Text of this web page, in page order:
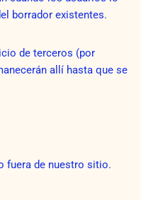
borrador existentes.
de terceros (por
allí hasta que se
fuera de nuestro sitio.